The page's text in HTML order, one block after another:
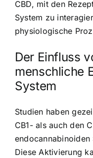
CBD, mit den
System zu
physiologische
Der Einfluss
menschliche
System
Studien haben
CB1- als auch den
Diese Aktivierung